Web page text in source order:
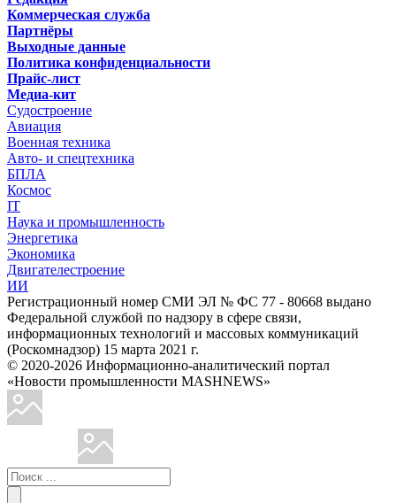
Коммерческая служба
Партнёры
Выходные данные
Политика конфиденциальности
Прайс-лист
Медиа-кит
Судостроение
Авиация
Военная техника
Авто- и спецтехника
БПЛА
Космос
IT
Наука и промышленность
Энергетика
Экономика
Двигателестроение
ИИ
Регистрационный номер СМИ ЭЛ № ФС 77 - 80668 выдано
Федеральной службой по надзору в сфере связи,
информационных технологий и массовых коммуникаций
(Роскомнадзор) 15 марта 2021 г.
© 2020-2026 Информационно-аналитический портал
«Новости промышленности MASHNEWS»